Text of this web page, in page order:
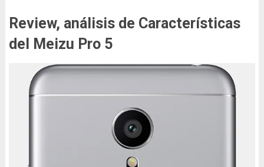
Review, análisis de Características
del Meizu Pro 5